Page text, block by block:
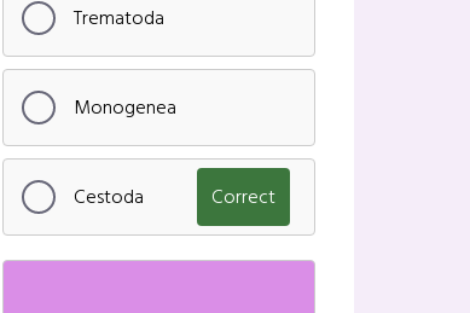
Trematoda
Monogenea
Cestoda Correct